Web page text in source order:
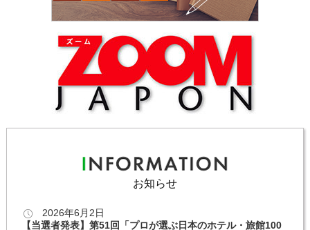
お知らせ
2026年6月2日
【当選者発表】第51回「プロが選ぶ日本のホテル・旅館100